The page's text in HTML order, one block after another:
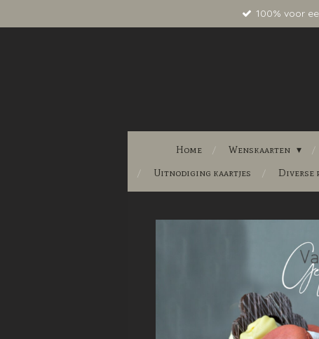
100% voor
Home Wenskaarten
Uitnodiging kaartjes
Diverse